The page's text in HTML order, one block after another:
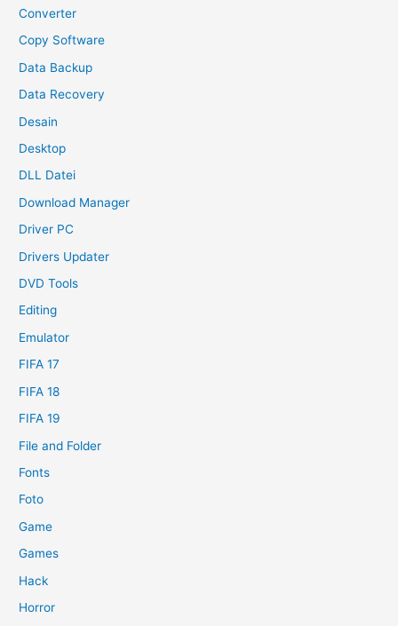
Converter
Copy Software
Data Backup
Data Recovery
Desain
Desktop
DLL Datei
Download Manager
Driver PC
Drivers Updater
DVD Tools
Editing
Emulator
FIFA 17
FIFA 18
FIFA 19
File and Folder
Fonts
Foto
Game
Games
Hack
Horror